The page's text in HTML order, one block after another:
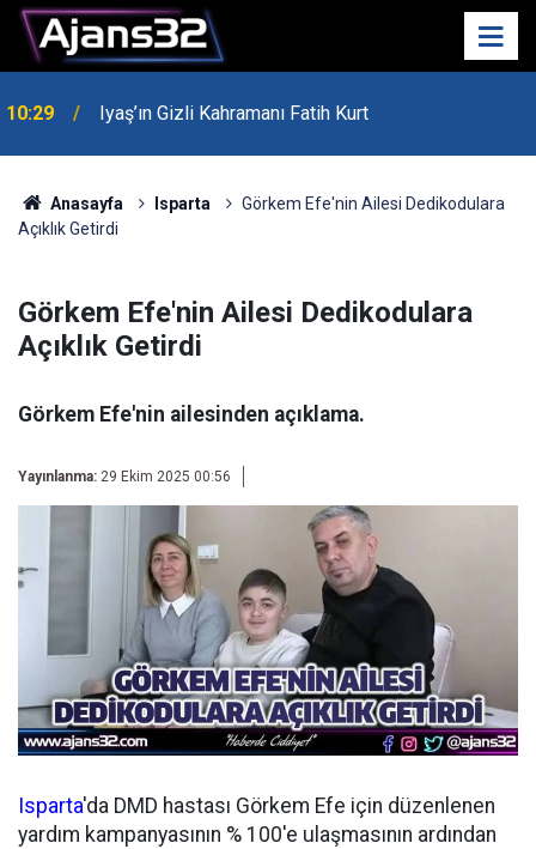
00:52 Isparta'da Asker Eğlencesinde Kavga Çıktı
Anasayfa Isparta
Görkem Efe'nin Ailesi Dedikodulara
Açıklık Getirdi
Görkem Efe'nin Ailesi Dedikodulara
Açıklık Getirdi
Görkem Efe'nin ailesinden açıklama.
Yayınlanma: 29 Ekim 2025 00:56
Isparta'da DMD hastası Görkem Efe için düzenlenen
yardım kampanyasının % 100'e ulaşmasının ardından